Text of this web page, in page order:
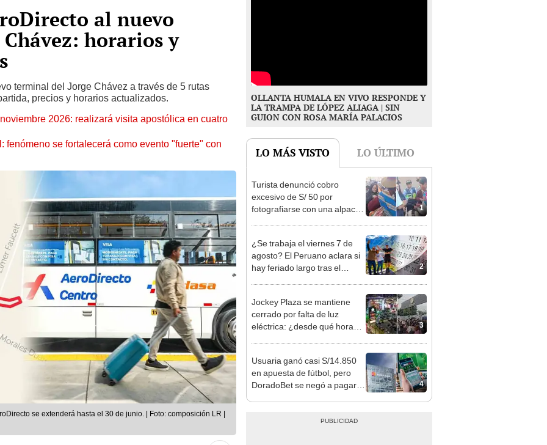
al nuevo
horarios y
terminal del Jorge Chávez a través de 5 rutas
precios y horarios actualizados.
2026: realizará visita apostólica en cuatro
fenómeno se fortalecerá como evento "fuerte" con
se extenderá hasta el 30 de junio. | Foto: composición LR |
OLLANTA HUMALA EN VIVO RESPONDE Y
LA TRAMPA DE LÓPEZ ALIAGA | SIN
GUION CON ROSA MARÍA PALACIOS
LO MÁS VISTO LO ÚLTIMO
1
Turista denunció cobro
excesivo de S/ 50 por
fotografiarse con una alpaca
2
¿Se trabaja el viernes 7 de
agosto? El Peruano aclara si
hay feriado largo tras el
3
Jockey Plaza se mantiene
cerrado por falta de luz
eléctrica: ¿desde qué hora
4
Usuaria ganó casi S/14.850
en apuesta de fútbol, pero
DoradoBet se negó a pagar: